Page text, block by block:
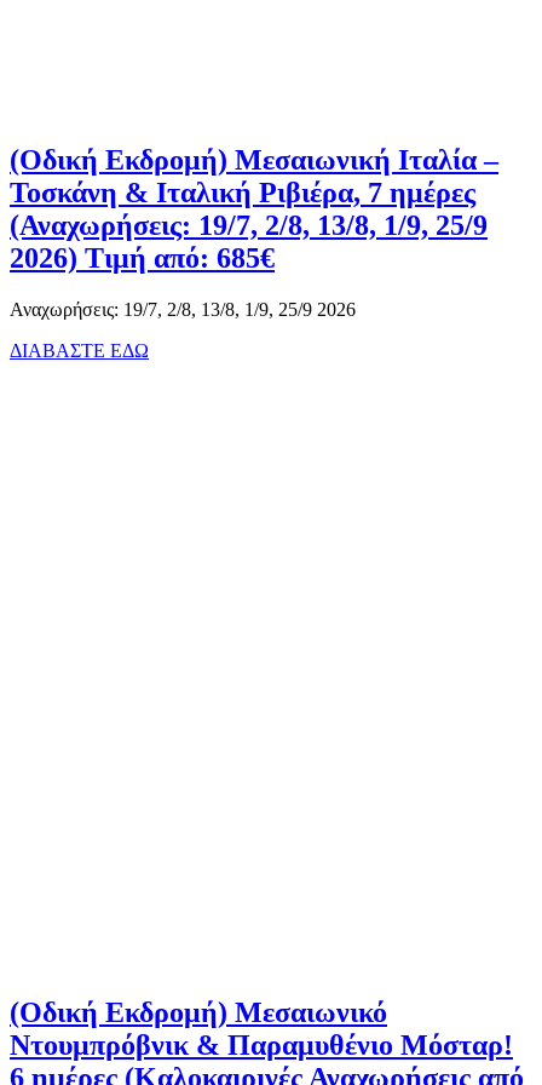
(Οδική Εκδρομή) Μεσαιωνική Ιταλία –
Τοσκάνη & Ιταλική Ριβιέρα, 7 ημέρες
(Αναχωρήσεις: 19/7, 2/8, 13/8, 1/9, 25/9
2026) Τιμή από: 685€
Αναχωρήσεις: 19/7, 2/8, 13/8, 1/9, 25/9 2026
ΔΙΑΒΑΣΤΕ ΕΔΩ
(Οδική Εκδρομή) Μεσαιωνικό
Ντουμπρόβνικ & Παραμυθένιο Μόσταρ!
6 ημέρες (Καλοκαιρινές Αναχωρήσεις από